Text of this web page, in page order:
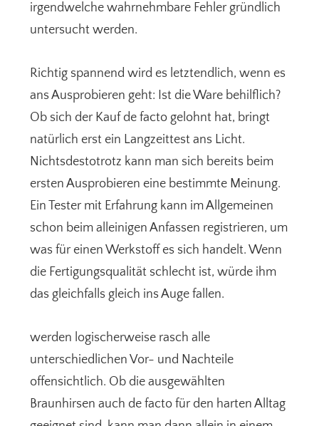
irgendwelche wahrnehmbare Fehler gründlich
untersucht werden.
Richtig spannend wird es letztendlich, wenn es
ans Ausprobieren geht: Ist die Ware behilflich?
Ob sich der Kauf de facto gelohnt hat, bringt
natürlich erst ein Langzeittest ans Licht.
Nichtsdestotrotz kann man sich bereits beim
ersten Ausprobieren eine bestimmte Meinung.
Ein Tester mit Erfahrung kann im Allgemeinen
schon beim alleinigen Anfassen registrieren, um
was für einen Werkstoff es sich handelt. Wenn
die Fertigungsqualität schlecht ist, würde ihm
das gleichfalls gleich ins Auge fallen.
werden logischerweise rasch alle
unterschiedlichen Vor- und Nachteile
offensichtlich. Ob die ausgewählten
Braunhirsen auch de facto für den harten Alltag